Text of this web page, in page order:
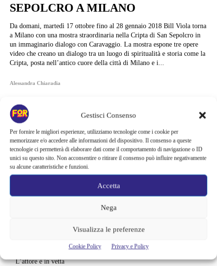
Gestisci Consenso
Per fornire le migliori esperienze, utilizziamo tecnologie come i cookie per
memorizzare e/o accedere alle informazioni del dispositivo. Il consenso a queste
tecnologie ci permetterà di elaborare dati come il comportamento di navigazione o ID
unici su questo sito. Non acconsentire o ritirare il consenso può influire negativamente
su alcune caratteristiche e funzioni.
Accetta
Nega
Visualizza le preferenze
Cookie Policy Privacy e Policy
SEPOLCRO A MILANO
Da domani, martedì 17 ottobre fino al 28 gennaio 2018 Bill Viola torna
a Milano con una mostra straordinaria nella Cripta di San Sepolcro in
un immaginario dialogo con Caravaggio. La mostra espone tre opere
video che creano un dialogo tra un luogo di spiritualità e storia come la
Cripta, posta nell’antico cuore della città di Milano e i...
Alessandra Chiaradia
È lui il nuovo James Bond, l’indiscrezione scatena il delirio dei fan |
L’attore è in vetta